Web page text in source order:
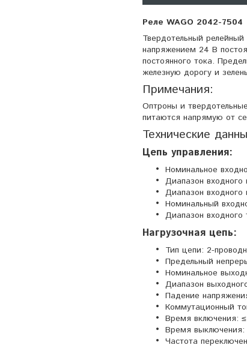
Реле WAGO 2042-7504
Твердотельный
напряжением 24 В
постоянного тока.
железную дорогу и
Примечания:
Оптроны и
питаются напрямую от
Технические
Цепь управления:
Номинальное
Диапазон
Диапазон
Номинальный
Диапазон
Нагрузочная цепь:
Тип цепи: 2-
Предельный
Номинальное
Диапазон
Падение
Коммутационный
Время включения:
Время
Частота